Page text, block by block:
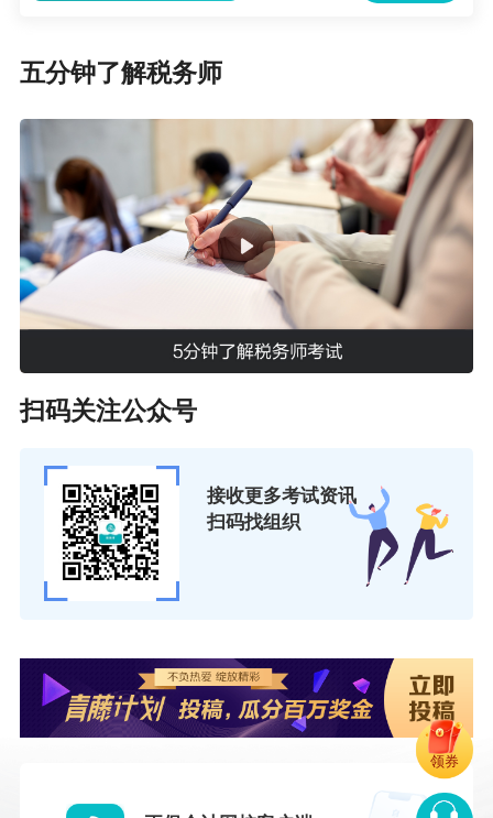
备考税务师，学习进度慢？理解能力弱？那就跟
着老师学，抓重点，效率高，还能认识不少志同
道合的考友，备考道路不孤单，学习考证更自
信！立即加入VIP班>>
五分钟了解税务师
扫码关注公众号
接收更多考试资讯
扫码找组织
领券